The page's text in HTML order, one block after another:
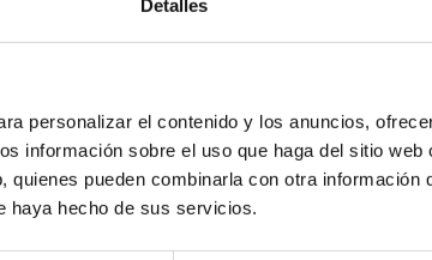
Detalles
personalizar el contenido y los anuncios,
información sobre el uso que haga del sitio web
pueden combinarla con otra información
haya hecho de sus servicios.
riesgo que se tiene de contraerla y de si las
pero no son lo mismo